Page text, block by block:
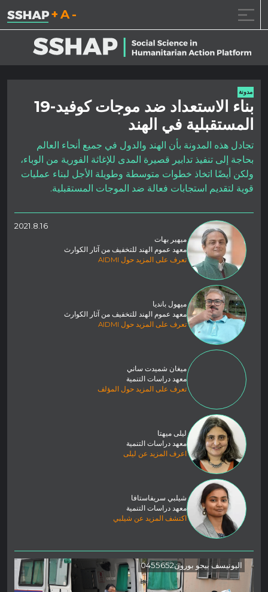
تقليل حجم الخط.
إعادة ضبط حجم
زيادة حجم
مدونة
بناء الاستعداد ضد موجات كوفيد-19
المستقبلية في الهند
تجادل هذه المدونة بأن الهند والدول في جميع أنحاء العالم
بحاجة إلى تنفيذ تدابير قصيرة المدى للإغاثة الفورية من الوباء،
ولكن أيضًا اتخاذ خطوات متوسطة وطويلة الأجل لبناء عمليات
قوية لتقديم استجابات فعالة ضد الموجات المستقبلية.
ميهير بهات
معهد عموم الهند للتخفيف من آثار الكوارث
تعرف على المزيد حول AIDMI
ميهول بانديا
معهد عموم الهند للتخفيف من آثار الكوارث
تعرف على المزيد حول AIDMI
ميغان شميدت ساني
معهد دراسات التنمية
تعرف على المزيد حول المؤلف
ليلى ميهتا
معهد دراسات التنمية
اعرف المزيد عن ليلى
شيلبي سريفاستافا
معهد دراسات التنمية
اكتشف المزيد عن شيلبي
2021.8.16
اليونيسف بيجو بورون0455652